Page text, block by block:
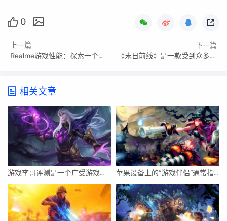
0
上一篇
Realme游戏性能：探索一个新兴品牌的实力
下一篇
《末日前线》是一款受到众多玩家关注的生存游戏。它以末世为背景，为玩家带来紧张刺激的生存体验。在游戏中，玩家需要不断探索、收集资源、与其他玩家合作或竞争，最终为了生存而努力。下面，我将从游戏玩法、游戏体验、社交互动、美术风格等方面对《末日前线》进行详细评价。
相关文章
游戏李哥评测是一个广受游戏玩家欢迎的评测平台，本文将从评测内容的真实性、详细程度、娱乐性等方面展开，深入分析该平台的优势与特点，并对它的影响力和使用体验进行评价。 苹果设备上的“游戏伴侣”通常指的是一种辅助工具或应用，用于增强游戏体验、提供实时信息、社交互动等。要开启苹果设备上的游戏伴侣，你需要遵循一些步骤来确保你能够顺利地使用这个功能。下面将详细介绍如何开启苹果设备上的游戏伴侣。